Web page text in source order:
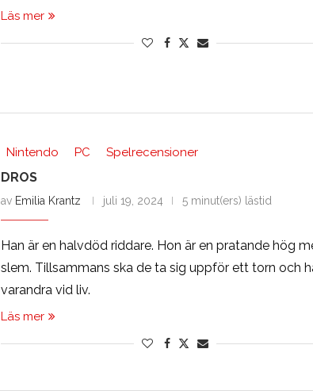
Läs mer
Nintendo PC Spelrecensioner
DROS
av Emilia Krantz juli 19, 2024 5 minut(ers) lästid
Han är en halvdöd riddare. Hon är en pratande hög
slem. Tillsammans ska de ta sig uppför ett torn och
varandra vid liv.
Läs mer